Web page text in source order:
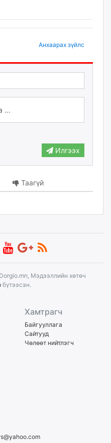
Анхаарах зүйлс
Илгээх
Таагүй
Мэдээллийн хөтөч
бүтээсэн.
Хамтрагч
Байгууллага
Сайтууд
Чөлөөт нийтлэгч